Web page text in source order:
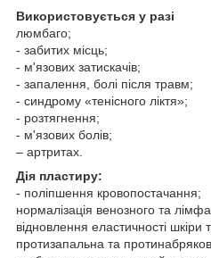
Використовується у разі
люмбаго;
- забитих місць;
- м'язових затискачів;
- запалення, болі після травм;
- синдрому «тенісного ліктя»;
- розтягнення;
- м'язових болів;
– артритах.
Дія пластиру:
- поліпшення кровопостачання;
нормалізація венозного та
відновлення еластичності шкіри
протизапальна та